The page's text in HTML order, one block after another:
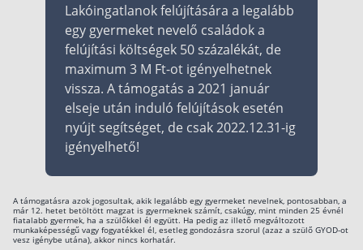
Lakóingatlanok felújítására a legalább
egy gyermeket nevelő családok a
felújítási költségek 50 százalékát, de
maximum 3 M Ft-ot igényelhetnek
vissza. A támogatás a 2021 január
elseje után induló felújítások esetén
nyújt segítséget, de csak 2022.12.31-ig
igényelhető!
A támogatásra azok jogosultak, akik legalább egy gyermeket nevelnek, pontosabban, a
már 12. hetet betöltött magzat is gyermeknek számít, csakúgy, mint minden 25 évnél
fiatalabb gyermek, ha a szülőkkel él együtt. Ha pedig az illető megváltozott
munkaképességű vagy fogyatékkel él, esetleg gondozásra szorul (azaz a szülő GYOD-ot
vesz igénybe utána), akkor nincs korhatár.